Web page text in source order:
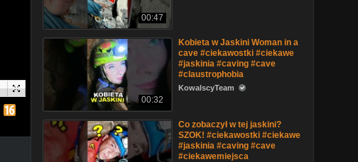
00:47
00:32
Kobieta w Jaskini Woman in a
cave #ciekawostki #ciekawe
#jaskinia #caving #cave
#claustrophobia
KowalscyTeam
Co zobaczył w tej jaskini?
SZOK! #ciekawostki #ciekawe
#jaskinia #caving #cave
#ciekawemiejsca